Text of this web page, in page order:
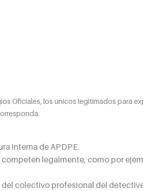
Oficiales, los únicos legitimados para
interna de APDPE.
legalmente, como por
colectivo profesional del